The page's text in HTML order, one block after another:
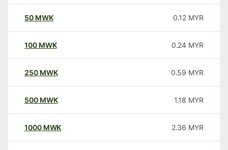
50 MWK 0.12 MYR
100 MWK 0.24 MYR
250 MWK 0.59 MYR
500 MWK 1.18 MYR
1000 MWK 2.36 MYR